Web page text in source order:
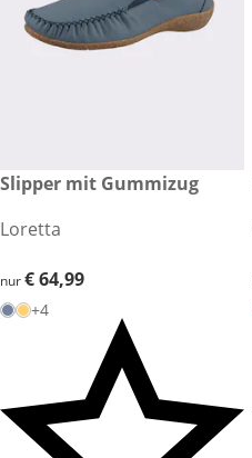
€ 64,99
Slipper mit Gummizug
Loretta
€ 64,99
nur€ 64,99
+4